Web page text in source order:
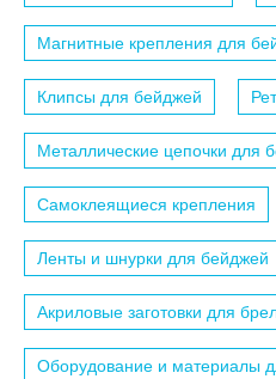
Магнитные крепления для
Клипсы для бейджей
Металлические цепочки для
Самоклеящиеся крепления
Ленты и шнурки для бейджей
Акриловые заготовки для
Оборудование и материалы